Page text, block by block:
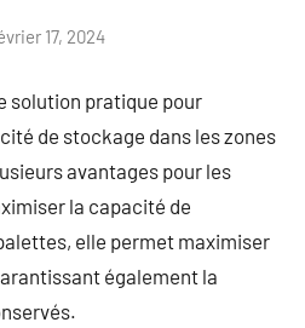
17, 2024
solution pratique pour
de stockage dans les zones
avantages pour les
la capacité de
elle permet maximiser
également la